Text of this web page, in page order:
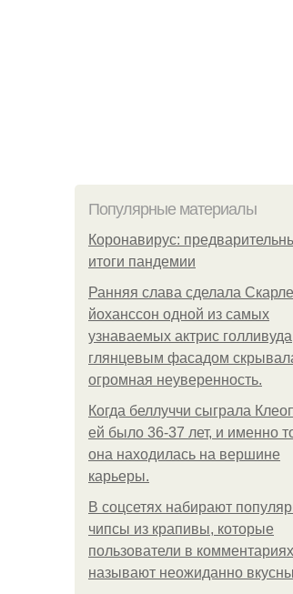
Популярные материалы
Коронавирус:
итоги пандемии
Ранняя слава сделала
йоханссон одной из самых
узнаваемых актрис
глянцевым фасадом
огромная неуверенность.
Когда беллуччи сыграла
ей было 36-37 лет, и именно
она находилась на вершине
карьеры.
В соцсетях набирают
чипсы из крапивы, которые
пользователи в комментариях
называют неожиданно